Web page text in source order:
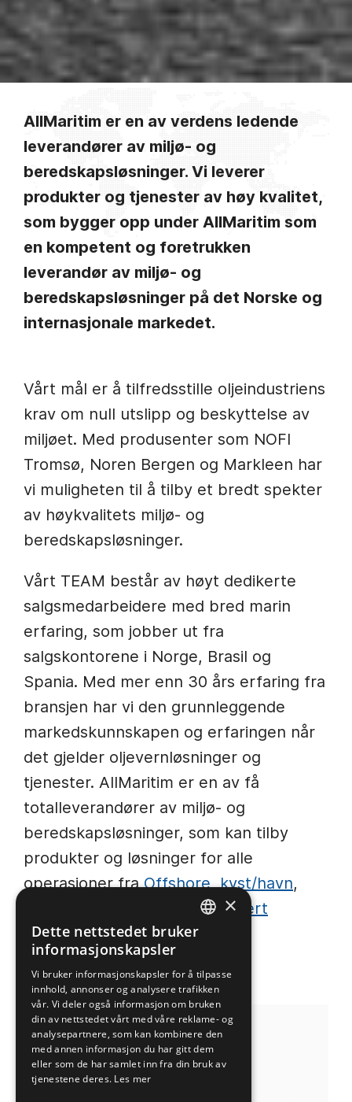
AllMaritim er en av verdens ledende
leverandører av miljø- og
beredskapsløsninger. Vi leverer
produkter og tjenester av høy kvalitet,
som bygger opp under AllMaritim som
en kompetent og foretrukken
leverandør av miljø- og
beredskapsløsninger på det Norske og
internasjonale markedet.
Vårt mål er å tilfredsstille oljeindustriens
krav om null utslipp og beskyttelse av
miljøet. Med produsenter som NOFI
Tromsø, Noren Bergen og Markleen har
vi muligheten til å tilby et bredt spekter
av høykvalitets miljø- og
beredskapsløsninger.
Vårt TEAM består av høyt dedikerte
salgsmedarbeidere med bred marin
erfaring, som jobber ut fra
salgskontorene i Norge, Brasil og
Spania. Med mer enn 30 års erfaring fra
bransjen har vi den grunnleggende
markedskunnskapen og erfaringen når
det gjelder oljevernløsninger og
tjenester. AllMaritim er en av få
totalleverandører av miljø- og
beredskapsløsninger, som kan tilby
produkter og løsninger for alle
operasjoner fraOffshore, kyst/havn,
landbasert
industri.
NORWEGIAN
ENGLISH
×
Dette nettstedet bruker
informasjonskapsler
Vi bruker informasjonskapsler for å tilpasse
innhold, annonser og analysere trafikken
vår. Vi deler også informasjon om bruken
din av nettstedet vårt med våre reklame- og
analysepartnere, som kan kombinere den
med annen informasjon du har gitt dem
eller som de har samlet inn fra din bruk av
tjenestene deres. Les mer